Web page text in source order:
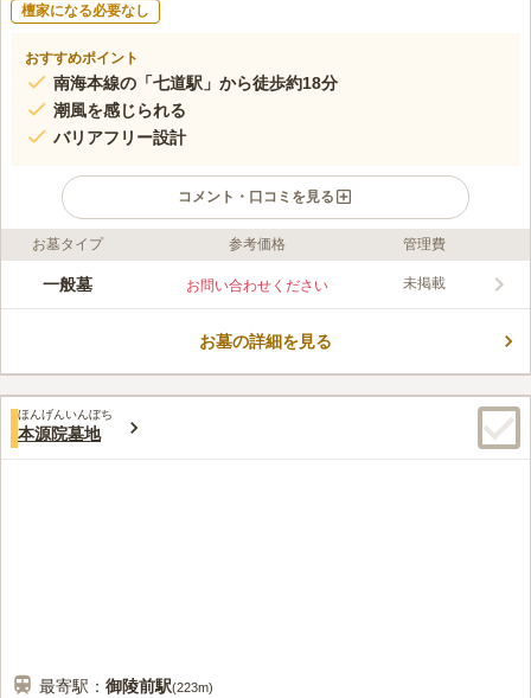
檀家になる必要なし
おすすめポイント
南海本線の「七道駅」から徒歩約18分
潮風を感じられる
バリアフリー設計
コメント・口コミを見る
ライフドット編集部のコメント
松屋共同墓地は、潮風が感じられるロケーションの良い共同墓地
て自分らしいお墓に入りたい方にもおすすめです。 バリアフリ
口コミ評価
みんなの評価
都市部周辺なので周辺の施設等は比較的充実しているので、特別
お墓タイプ 参考価格 管理費
一般墓 お問い合わせください 未掲載
お墓の詳細を見る
ほんげんいんぼち
本源院墓地
最寄駅： 御陵前駅(223m)